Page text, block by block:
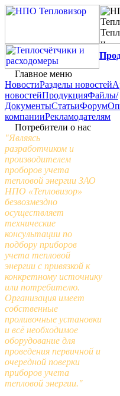
Главное меню
НовостиРазделы новостей
новостейПродукцияФайлы/
ДокументыСтатьиФорум
компанииРекламодателям
Потребители о нас
"Являясь
разработчиком и
производителем
проборов учета
тепловой энергии ЗАО
НПО «Тепловизор»
безвозмездно
осуществляет
технические
консультации по
подбору приборов
учета тепловой
энергии с привязкой к
конкретному источнику
или потребителю.
Организация имеет
собственные
проливочные установки
и всё необходимое
оборудование для
проведения первичной и
очередной поверки
приборов учета
тепловой энергии."